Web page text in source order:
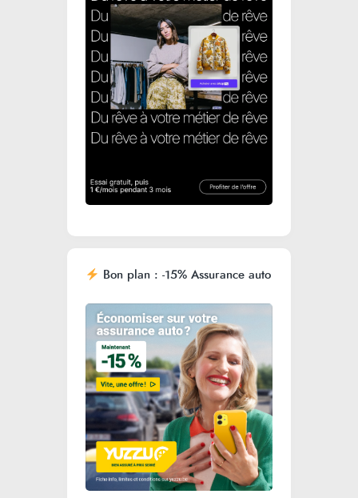
Bon plan : -15% Assurance auto